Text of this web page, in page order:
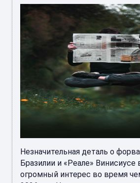
Незначительная деталь о
Бразилии и «Реале» Винисиусе
огромный интерес во время
2026 годаЧитать д ...
Стало известно о растущем
Самойловой перед